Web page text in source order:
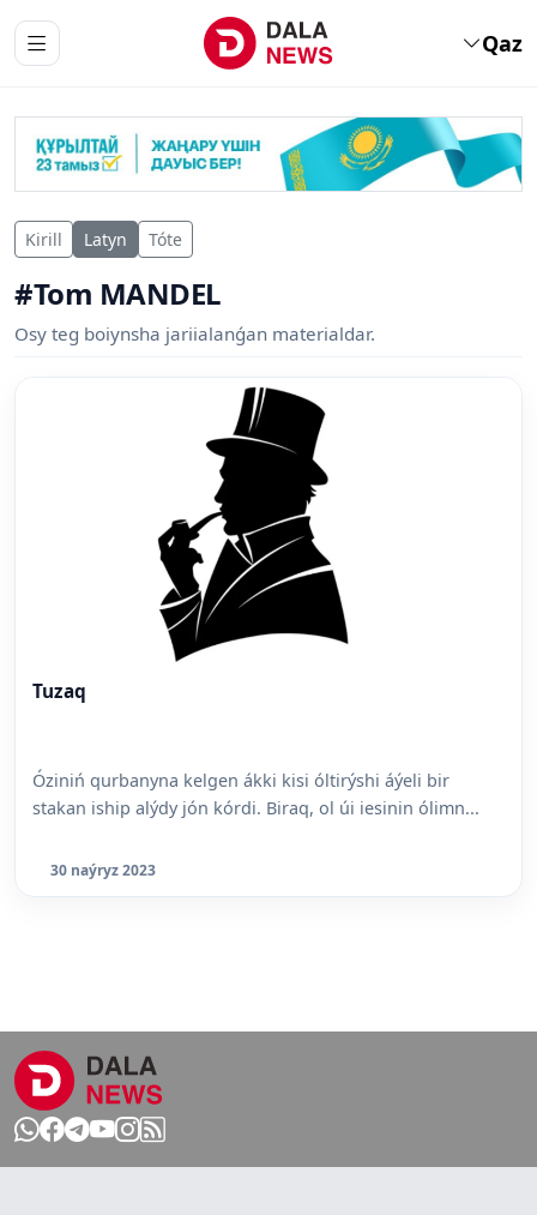
Qaz
Kirill Latyn Tóte
#Tom MANDEL
Osy teg boiynsha jariialanǵan materialdar.
Tuzaq
Óziniń qurbanyna kelgen ákki kisi óltirýshi áýeli bir
stakan iship alýdy jón kórdi. Biraq, ol úi iesinin ólimn...
30 naýryz 2023